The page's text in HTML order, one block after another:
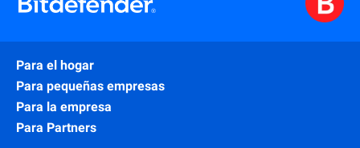
Para el hogar
Para pequeñas empresas
Para la empresa
Para Partners